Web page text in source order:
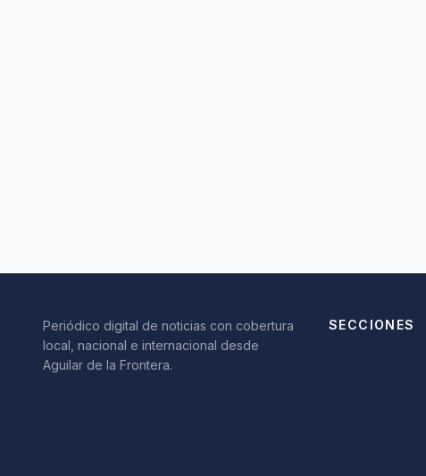
Periódico digital de noticias con cobertura
local, nacional e internacional desde
Aguilar de la Frontera.
SECCIONES